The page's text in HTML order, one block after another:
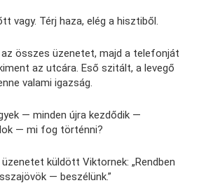
vagy. Térj haza, elég a hisztiből.
összes üzenetet, majd a telefonját
az utcára. Eső szitált, a levegő
valami igazság.
— minden újra kezdődik —
— mi fog történni?
küldött Viktornek: „Rendben
— beszélünk.”